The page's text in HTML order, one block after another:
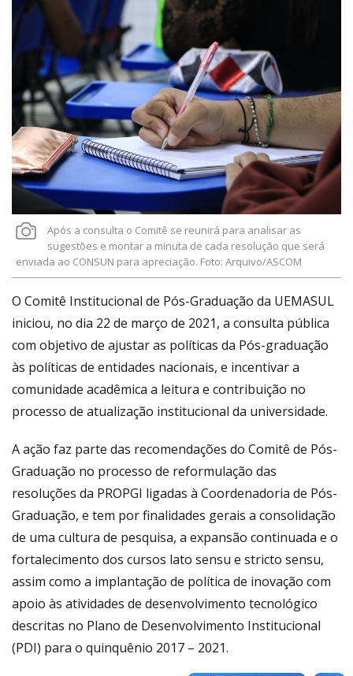
Após a consulta o Comitê se reunirá para analisar as
sugestões e montar a minuta de cada resolução que será
enviada ao CONSUN para apreciação. Foto: Arquivo/ASCOM
O Comitê Institucional de Pós-Graduação da UEMASUL
iniciou, no dia 22 de março de 2021, a consulta pública
com objetivo de ajustar as políticas da Pós-graduação
às políticas de entidades nacionais, e incentivar a
comunidade acadêmica a leitura e contribuição no
processo de atualização institucional da universidade.
A ação faz parte das recomendações do Comitê de Pós-
Graduação no processo de reformulação das
resoluções da PROPGI ligadas à Coordenadoria de Pós-
Graduação, e tem por finalidades gerais a consolidação
de uma cultura de pesquisa, a expansão continuada e o
fortalecimento dos cursos lato sensu e stricto sensu,
assim como a implantação de política de inovação com
apoio às atividades de desenvolvimento tecnológico
descritas no Plano de Desenvolvimento Institucional
(PDI) para o quinquênio 2017 – 2021.